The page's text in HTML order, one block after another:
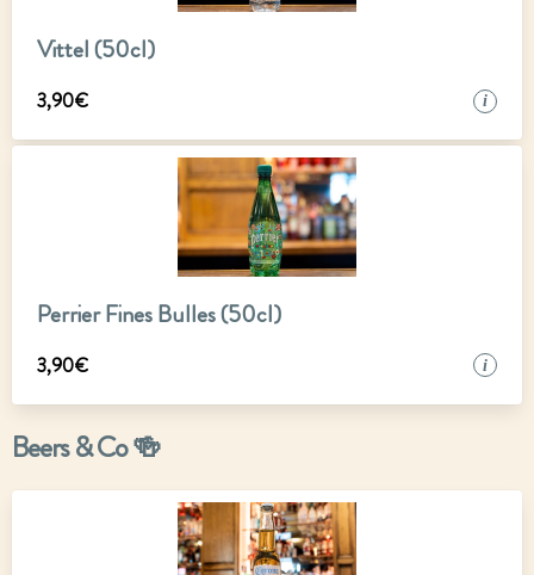
Vittel (50cl)
3,90€ i
Perrier Fines Bulles (50cl)
3,90€ i
Beers & Co 🍻